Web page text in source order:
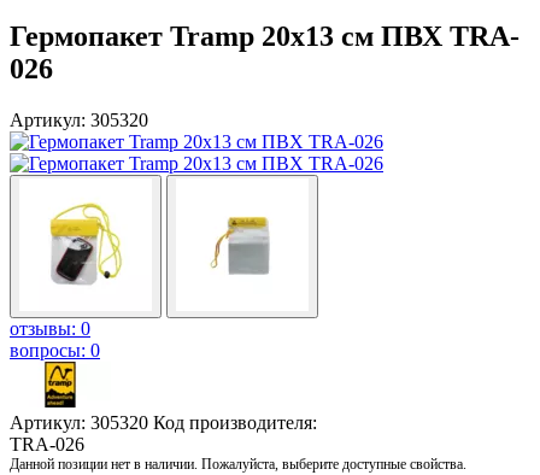
Гермопакет Tramp 20х13 см ПВХ TRA-
026
Артикул: 305320
отзывы: 0
вопросы: 0
Артикул: 305320 Код производителя:
TRA-026
Данной позиции нет в наличии. Пожалуйста, выберите доступные свойства.